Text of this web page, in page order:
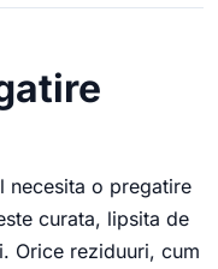
necesita o pregatire
curata, lipsita de
Orice reziduuri, cum